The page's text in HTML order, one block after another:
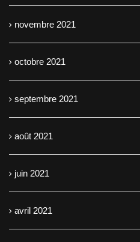
novembre 2021
octobre 2021
septembre 2021
août 2021
juin 2021
avril 2021